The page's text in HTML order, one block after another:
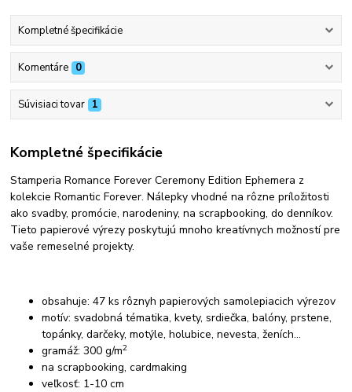
Kompletné špecifikácie
Komentáre 0
Súvisiaci tovar 1
Kompletné špecifikácie
Stamperia Romance Forever Ceremony Edition Ephemera z
kolekcie Romantic Forever. Nálepky vhodné na rôzne príložitosti
ako svadby, promócie, narodeniny, na scrapbooking, do denníkov.
Tieto papierové výrezy poskytujú mnoho kreatívnych možností pre
vaše remeselné projekty.
obsahuje: 47 ks rôznyh papierových samolepiacich výrezov
motív: svadobná tématika, kvety, srdiečka, balóny, prstene,
topánky, darčeky, motýle, holubice, nevesta, ženích...
gramáž: 300 g/m2
na scrapbooking, cardmaking
veľkosť: 1-10 cm